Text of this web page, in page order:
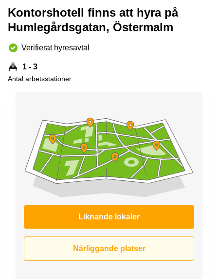
Kontorshotell finns att hyra på
Humlegårdsgatan, Östermalm
Verifierat hyresavtal
1 - 3
Antal arbetsstationer
Liknande lokaler
Närliggande platser